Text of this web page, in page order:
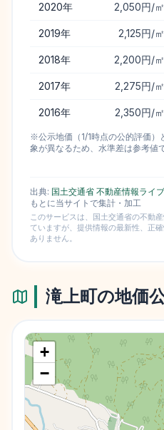
2020年 2,050円/㎡
2019年 2,125円/㎡
2018年 2,200円/㎡
2017年 2,275円/㎡
2016年 2,350円/㎡
※公示地価（1/1時点の公的評価）
象が異なるため、水準差は参考値で
出典: 国土交通省 不動産情報ライ
もとに当サイトで集計・加工
このサービスは、国土交通省の不動
ていますが、提供情報の最新性、正
ありません。
滝上町の地価
+
−